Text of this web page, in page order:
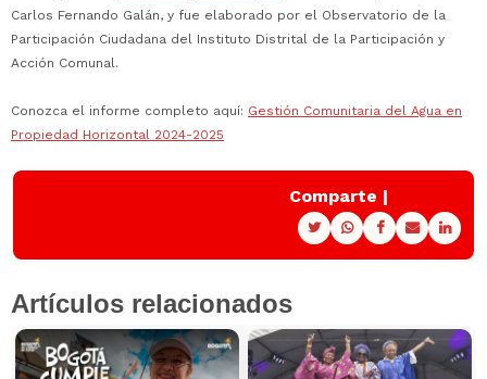
Carlos Fernando Galán, y fue elaborado por el Observatorio de la
Participación Ciudadana del Instituto Distrital de la Participación y
Acción Comunal.
Conozca el informe completo aquí: Gestión Comunitaria del Agua en
Propiedad Horizontal 2024-2025
Comparte |
Artículos relacionados